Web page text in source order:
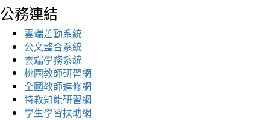
公務連結
雲端差勤系統
公文整合系統
雲端學務系統
桃園教師研習網
全國教師進修網
特教知能研習網
學生學習扶助網